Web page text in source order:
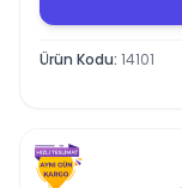
Ürün Kodu: 14101